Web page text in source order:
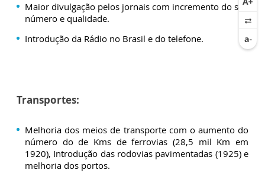
Maior divulgação pelos jornais com incremento do seu
número e qualidade.
Introdução da Rádio no Brasil e do telefone.
Transportes:
Melhoria dos meios de transporte com o aumento do
número do de Kms de ferrovias (28,5 mil Km em
1920), Introdução das rodovias pavimentadas (1925) e
melhoria dos portos.